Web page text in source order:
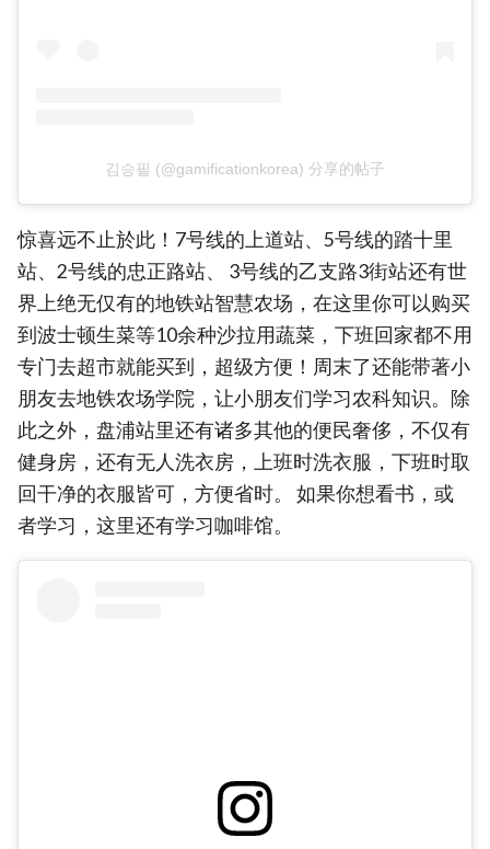
김승필 (@gamificationkorea) 分享的帖子
惊喜远不止於此！7号线的上道站、5号线的踏十里
站、2号线的忠正路站、 3号线的乙支路3街站还有世
界上绝无仅有的地铁站智慧农场，在这里你可以购买
到波士顿生菜等10余种沙拉用蔬菜，下班回家都不用
专门去超市就能买到，超级方便！周末了还能带著小
朋友去地铁农场学院，让小朋友们学习农科知识。除
此之外，盘浦站里还有诸多其他的便民奢侈，不仅有
健身房，还有无人洗衣房，上班时洗衣服，下班时取
回干净的衣服皆可，方便省时。 如果你想看书，或
者学习，这里还有学习咖啡馆。